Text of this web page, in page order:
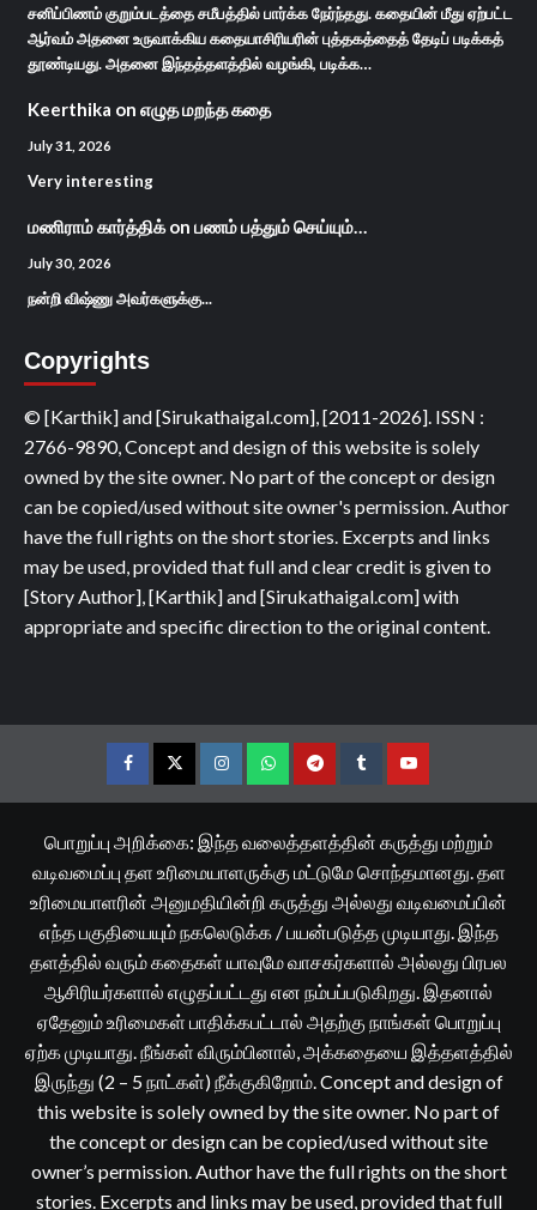
சனிப்பிணம் குறும்படத்தை சமீபத்தில் பார்க்க நேர்ந்தது. கதையின் மீது ஏற்பட்ட
ஆர்வம் அதனை உருவாக்கிய கதையாசிரியரின் புத்தகத்தைத் தேடிப் படிக்கத்
தூண்டியது. அதனை இந்தத்தளத்தில் வழங்கி, படிக்க…
Keerthika on எழுத மறந்த கதை
July 31, 2026
Very interesting
மணிராம் கார்த்திக்on பணம் பத்தும் செய்யும்…
July 30, 2026
நன்றி விஷ்ணு அவர்களுக்கு...
Copyrights
© [Karthik] and [Sirukathaigal.com], [2011-2026]. ISSN :
2766-9890, Concept and design of this website is solely
owned by the site owner. No part of the concept or design
can be copied/used without site owner's permission. Author
have the full rights on the short stories. Excerpts and links
may be used, provided that full and clear credit is given to
[Story Author], [Karthik] and [Sirukathaigal.com] with
appropriate and specific direction to the original content.
FacebookTwitterInstagramWhatsappTelegramTumblrYouTube
பொறுப்பு அறிக்கை: இந்த வலைத்தளத்தின் கருத்து மற்றும்
வடிவமைப்பு தள உரிமையாளருக்கு மட்டுமே சொந்தமானது. தள
உரிமையாளரின் அனுமதியின்றி கருத்து அல்லது வடிவமைப்பின்
எந்த பகுதியையும் நகலெடுக்க / பயன்படுத்த முடியாது. இந்த
தளத்தில் வரும் கதைகள் யாவுமே வாசகர்களால் அல்லது பிரபல
ஆசிரியர்களால் எழுதப்பட்டது என நம்பப்படுகிறது. இதனால்
ஏதேனும் உரிமைகள் பாதிக்கபட்டால் அதற்கு நாங்கள் பொறுப்பு
ஏற்க முடியாது. நீங்கள் விரும்பினால், அக்கதையை இத்தளத்தில்
இருந்து (2 – 5 நாட்கள்) நீக்குகிறோம். Concept and design of
this website is solely owned by the site owner. No part of
the concept or design can be copied/used without site
owner’s permission. Author have the full rights on the short
stories. Excerpts and links may be used, provided that full